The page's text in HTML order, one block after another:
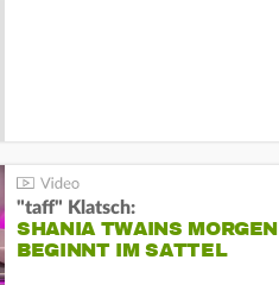
"taff" Klatsch:
SHANIA TWAINS MORGEN
BEGINNT IM SATTEL